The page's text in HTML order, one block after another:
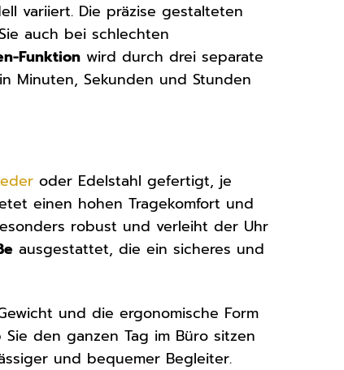
variiert. Die präzise gestalteten
auch bei schlechten
Funktion wird durch drei separate
Minuten, Sekunden und Stunden
oder Edelstahl gefertigt, je
einen hohen Tragekomfort und
robust und verleiht der Uhr
ausgestattet, die ein sicheres und
und die ergonomische Form
den ganzen Tag im Büro sitzen
und bequemer Begleiter.